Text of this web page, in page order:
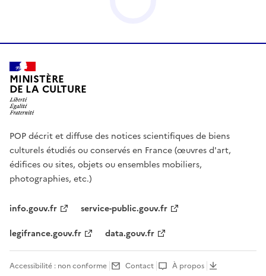
MINISTÈRE
DE LA CULTURE
POP décrit et diffuse des notices scientifiques de biens
culturels étudiés ou conservés en France (œuvres d'art,
édifices ou sites, objets ou ensembles mobiliers,
photographies, etc.)
info.gouv.fr
service-public.gouv.fr
legifrance.gouv.fr
data.gouv.fr
Accessibilité : non conforme Contact À propos